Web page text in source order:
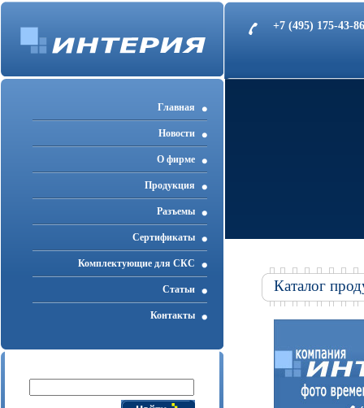
+7 (495) 175-43-
Главная
Новости
О фирме
Продукция
Разъемы
Cертификаты
Комплектующие для СКС
Статьи
Контакты
Каталог